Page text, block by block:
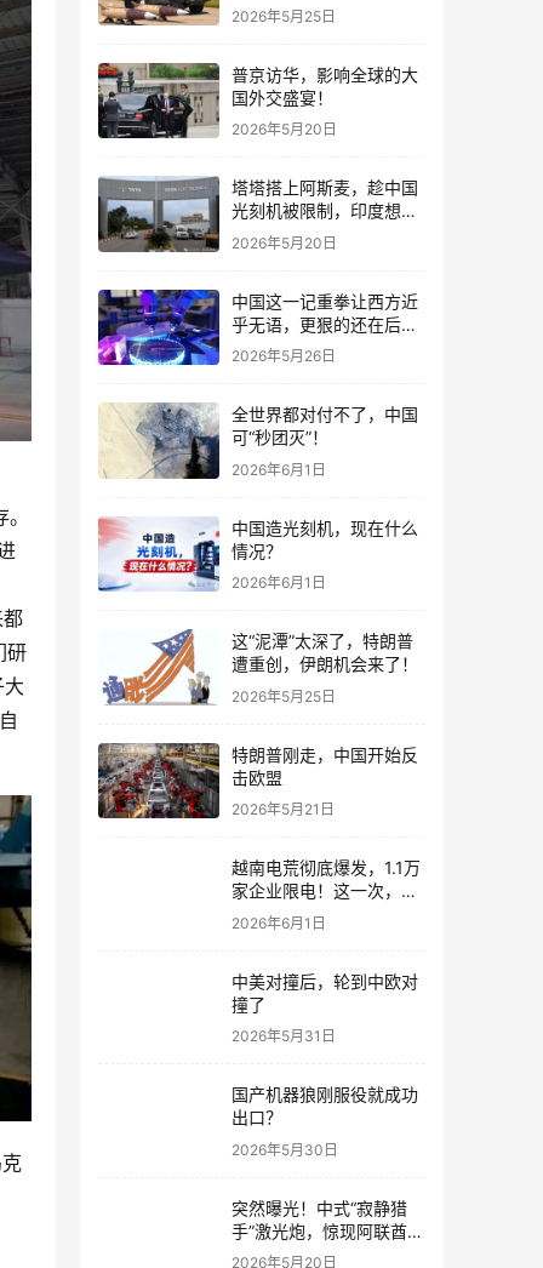
研
2026年5月25日
普京访华，影响全球的大
国外交盛宴！
2026年5月20日
塔塔搭上阿斯麦，趁中国
光刻机被限制，印度想抓
紧弯道超车
2026年5月20日
中国这一记重拳让西方近
乎无语，更狠的还在后
面！
2026年5月26日
全世界都对付不了，中国
可“秒团灭”！
2026年6月1日
中国造光刻机，现在什么
情况？
2026年6月1日
这“泥潭”太深了，特朗普
遭重创，伊朗机会来了！
2026年5月25日
特朗普刚走，中国开始反
击欧盟
2026年5月21日
越南电荒彻底爆发，1.1万
家企业限电！这一次，终
于看清中国真正的底牌
2026年6月1日
中美对撞后，轮到中欧对
撞了
2026年5月31日
国产机器狼刚服役就成功
出口？
2026年5月30日
突然曝光！中式“寂静猎
手”激光炮，惊现阿联酋迪
拜机场
2026年5月20日